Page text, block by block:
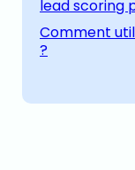
lead scoring
Comment
?